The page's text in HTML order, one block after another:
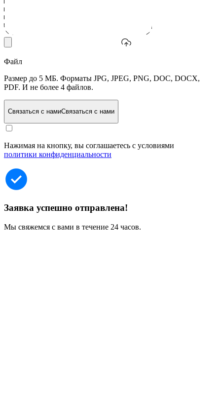
Файл
Размер до 5 МБ. Форматы JPG, JPEG, PNG, DOC, DOCX,
PDF. И не более 4 файлов.
Связаться с намиСвязаться с нами
Нажимая на кнопку, вы соглашаетесь с условиями
политики конфиденциальности
Заявка успешно отправлена!
Мы свяжемся с вами в течение 24 часов.